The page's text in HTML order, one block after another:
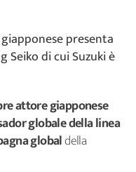
presenta
Seiko di cui Suzuki è
attore giapponese
globale della linea
globaldella